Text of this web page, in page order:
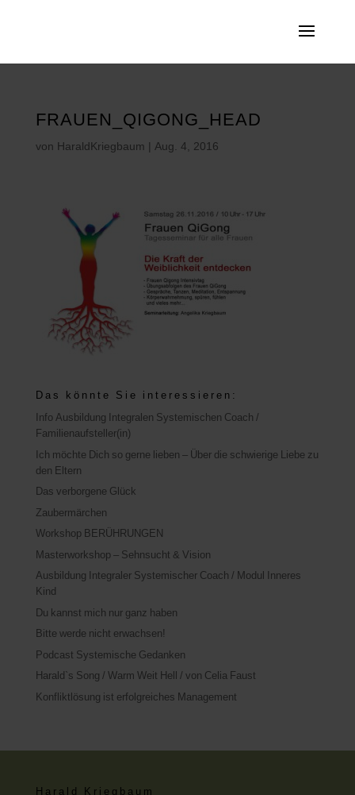
FRAUEN_QIGONG_HEAD
von HaraldKriegbaum | Aug. 4, 2016
Das könnte Sie interessieren:
Info Ausbildung Integralen Systemischen Coach /
Familienaufsteller(in)
Ich möchte Dich so gerne lieben – Über die schwierige Liebe zu
den Eltern
Das verborgene Glück
Zaubermärchen
Workshop BERÜHRUNGEN
Masterworkshop – Sehnsucht & Vision
Ausbildung Integraler Systemischer Coach / Modul Inneres
Kind
Du kannst mich nur ganz haben
Bitte werde nicht erwachsen!
Podcast Systemische Gedanken
Harald`s Song / Warm Weit Hell / von Celia Faust
Konfliktlösung ist erfolgreiches Management
Harald Kriegbaum